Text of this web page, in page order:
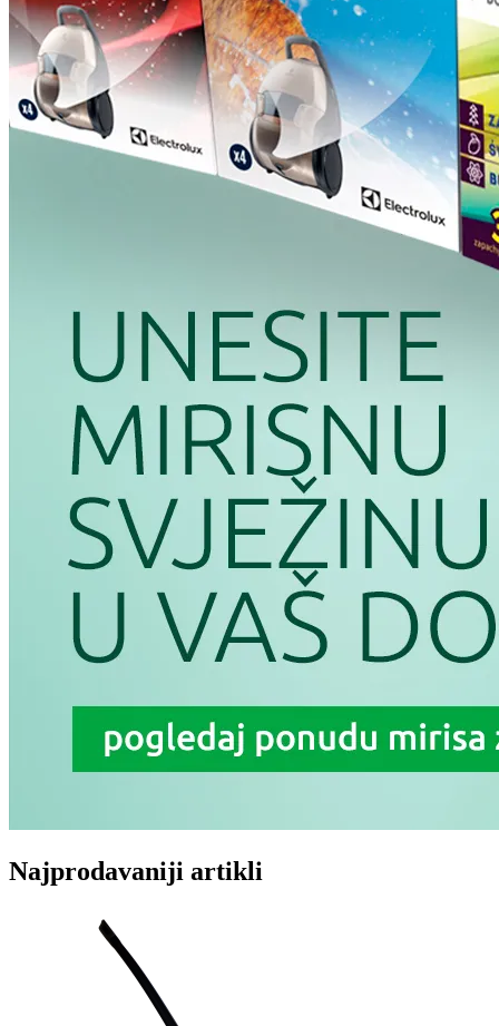
Najprodavaniji artikli